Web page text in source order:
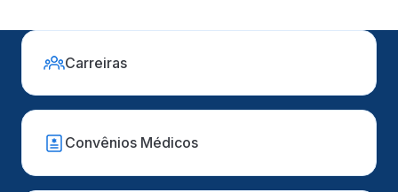
Carreiras
Convênios Médicos